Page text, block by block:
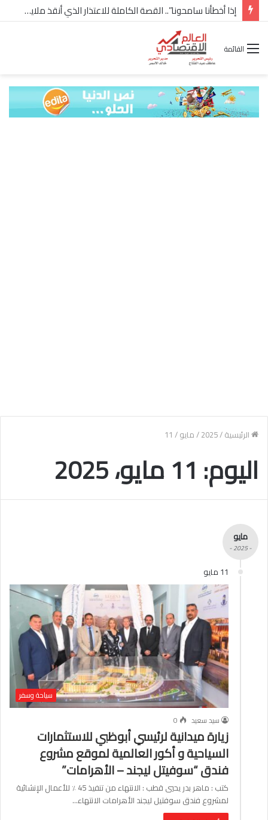
القائمة
الرئيسية/
2025
/مايو/
11
اليوم: 11 مايو، 2025
مايو
- 2025 -
11 مايو
سياحة وسفر
سيد سعيد
0
زيارة ميدانية لرئيسي أبوظبي للاستثمارات
السياحية و أكور العالمية لموقع مشروع
فندق “سوفيتل ليجند – الأهرامات”
كتب : ماهر بدر يحيي قطب : الانتهاء من تنفيذ 45 ٪ للأعمال الإنشائية
لمشروع فندق سوفتيل ليجند الأهرامات الانتهاء…